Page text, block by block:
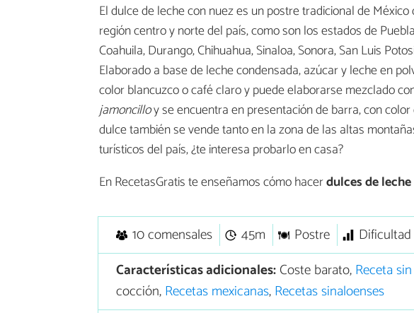
El dulce de leche con nuez es un postre tradicional de
región centro y norte del país, como son los estados de
Coahuila, Durango, Chihuahua, Sinaloa, Sonora, San Luis
Elaborado a base de leche condensada, azúcar y leche en
color blancuzco o café claro y puede elaborarse mezclado
jamoncilloy se encuentra en presentación de barra, con
dulce también se vende tanto en la zona de las altas
turísticos del país, ¿te interesa probarlo en casa?
En RecetasGratis te enseñamos cómo hacerdulces de
10 comensales 45m Postre
Características adicionales:Coste barato,Receta
cocción,Recetas mexicanas,Recetas sinaloenses